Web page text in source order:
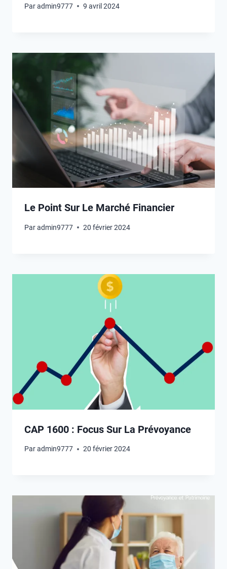
Paradmin9777 9 avril 2024
Le Point Sur Le Marché Financier
Paradmin9777 20 février 2024
CAP 1600 : Focus Sur La Prévoyance
Paradmin9777 20 février 2024